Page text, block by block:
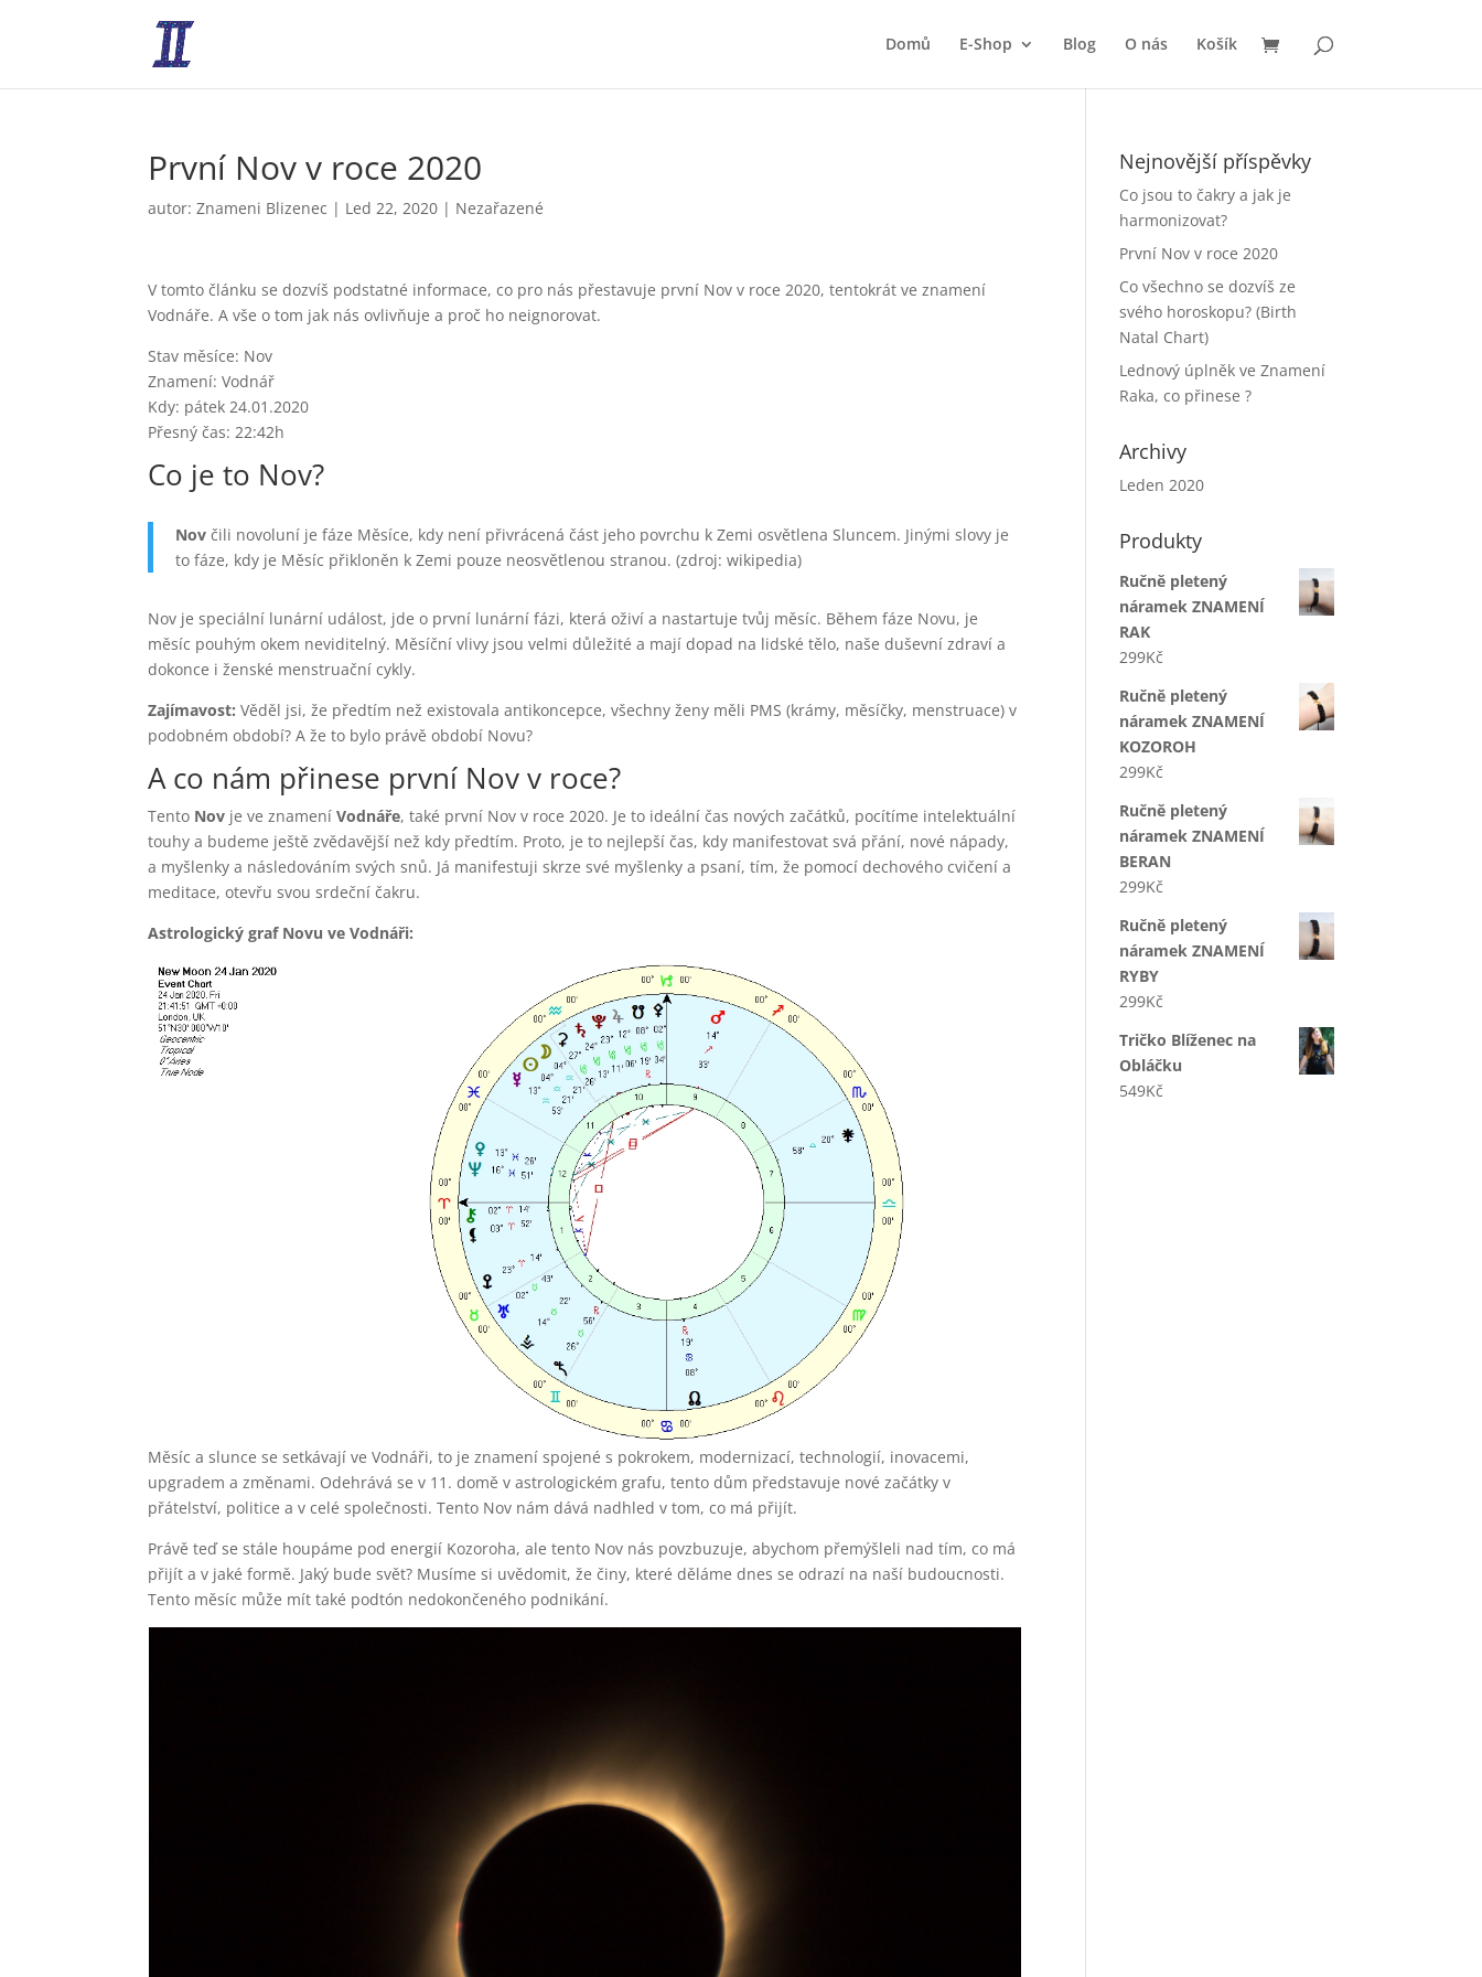
Domů E-Shop Blog O nás Košík
První Nov v roce 2020
autor:Znameni Blizenec | Led 22, 2020 | Nezařazené
V tomto článku se dozvíš podstatné informace, co pro nás přestavuje první Nov v roce 2020, tentokrát ve znamení
Vodnáře. A vše o tom jak nás ovlivňuje a proč ho neignorovat.
Stav měsíce: Nov
Znamení: Vodnář
Kdy: pátek 24.01.2020
Přesný čas: 22:42h
Co je to Nov?
Nov čili novoluní je fáze Měsíce, kdy není přivrácená část jeho povrchu k Zemi osvětlena Sluncem. Jinými slovy je
to fáze, kdy je Měsíc přikloněn k Zemi pouze neosvětlenou stranou. (zdroj: wikipedia)
Nov je speciální lunární událost, jde o první lunární fázi, která oživí a nastartuje tvůj měsíc. Během fáze Novu, je
měsíc pouhým okem neviditelný. Měsíční vlivy jsou velmi důležité a mají dopad na lidské tělo, naše duševní zdraví a
dokonce i ženské menstruační cykly.
Zajímavost:Věděl jsi, že předtím než existovala antikoncepce, všechny ženy měli PMS (krámy, měsíčky, menstruace) v
podobném období? A že to bylo právě období Novu?
A co nám přinese první Nov v roce?
Tento Nov je ve znameníVodnáře, také první Nov v roce 2020. Je to ideální čas nových začátků, pocítíme intelektuální
touhy a budeme ještě zvědavější než kdy předtím. Proto, je to nejlepší čas, kdy manifestovat svá přání, nové nápady,
a myšlenky a následováním svých snů. Já manifestuji skrze své myšlenky a psaní, tím, že pomocí dechového cvičení a
meditace, otevřu svou srdeční čakru.
Astrologický graf Novu ve Vodnáři:
Měsíc a slunce se setkávají ve Vodnáři, to je znamení spojené s pokrokem, modernizací, technologií, inovacemi,
upgradem a změnami. Odehrává se v 11. domě v astrologickém grafu, tento dům představuje nové začátky v
přátelství, politice a v celé společnosti. Tento Nov nám dává nadhled v tom, co má přijít.
Právě teď se stále houpáme pod energií Kozoroha, ale tento Nov nás povzbuzuje, abychom přemýšleli nad tím, co má
přijít a v jaké formě. Jaký bude svět? Musíme si uvědomit, že činy, které děláme dnes se odrazí na naší budoucnosti.
Tento měsíc může mít také podtón nedokončeného podnikání.
Nejnovější příspěvky
Co jsou to čakry a jak je
harmonizovat?
První Nov v roce 2020
Co všechno se dozvíš ze
svého horoskopu? (Birth
Natal Chart)
Lednový úplněk ve Znamení
Raka, co přinese ?
Archivy
Leden 2020
Produkty
Ručně pletený
náramek ZNAMENÍ
RAK
299Kč
Ručně pletený
náramek ZNAMENÍ
KOZOROH
299Kč
Ručně pletený
náramek ZNAMENÍ
BERAN
299Kč
Ručně pletený
náramek ZNAMENÍ
RYBY
299Kč
Tričko Blíženec na
Obláčku
549Kč